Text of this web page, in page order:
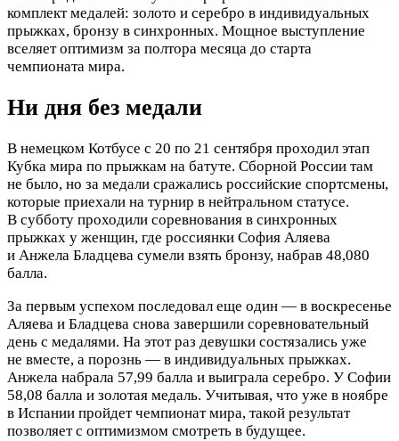
комплект медалей: золото и серебро в индивидуальных
прыжках, бронзу в синхронных. Мощное выступление
вселяет оптимизм за полтора месяца до старта
чемпионата мира.
Ни дня без медали
В немецком Котбусе с 20 по 21 сентября проходил этап
Кубка мира по прыжкам на батуте. Сборной России там
не было, но за медали сражались российские спортсмены,
которые приехали на турнир в нейтральном статусе.
В субботу проходили соревнования в синхронных
прыжках у женщин, где россиянки София Аляева
и Анжела Бладцева сумели взять бронзу, набрав 48,080
балла.
За первым успехом последовал еще один — в воскресенье
Аляева и Бладцева снова завершили соревновательный
день с медалями. На этот раз девушки состязались уже
не вместе, а порознь — в индивидуальных прыжках.
Анжела набрала 57,99 балла и выиграла серебро. У Софии
58,08 балла и золотая медаль. Учитывая, что уже в ноябре
в Испании пройдет чемпионат мира, такой результат
позволяет с оптимизмом смотреть в будущее.